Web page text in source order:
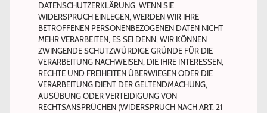
DATENSCHUTZERKLÄRUNG. WENN SIE
WIDERSPRUCH EINLEGEN, WERDEN WIR IHRE
BETROFFENEN PERSONENBEZOGENEN DATEN NICHT
MEHR VERARBEITEN, ES SEI DENN, WIR KÖNNEN
ZWINGENDE SCHUTZWÜRDIGE GRÜNDE FÜR DIE
VERARBEITUNG NACHWEISEN, DIE IHRE INTERESSEN,
RECHTE UND FREIHEITEN ÜBERWIEGEN ODER DIE
VERARBEITUNG DIENT DER GELTENDMACHUNG,
AUSÜBUNG ODER VERTEIDIGUNG VON
RECHTSANSPRÜCHEN (WIDERSPRUCH NACH ART. 21